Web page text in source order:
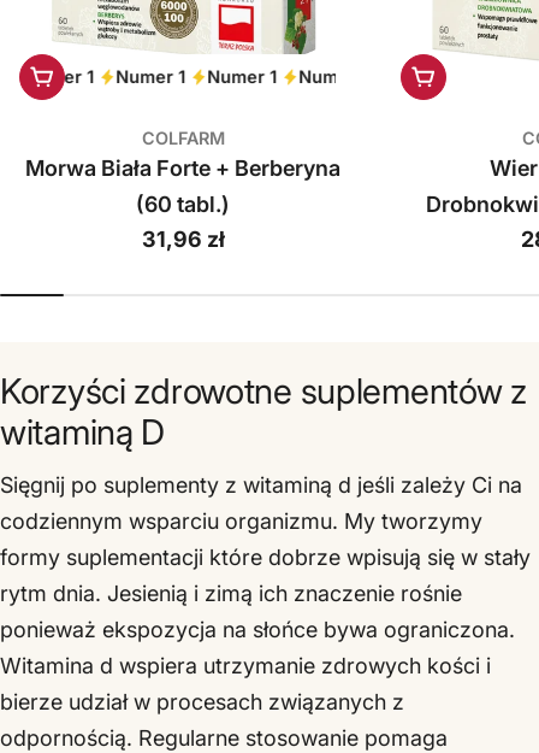
Numer 1 Numer 1 Numer 1 Numer 1 Numer 1
Dodaj do koszyka
COLFARM
Morwa Biała Forte + Berberyna
(60 tabl.)
Cena
31,96 zł
Dodaj do
Korzyści zdrowotne suplementów z
witaminą D
Sięgnij po suplementy z witaminą d jeśli zależy Ci na
codziennym wsparciu organizmu. My tworzymy
formy suplementacji które dobrze wpisują się w stały
rytm dnia. Jesienią i zimą ich znaczenie rośnie
ponieważ ekspozycja na słońce bywa ograniczona.
Witamina d wspiera utrzymanie zdrowych kości i
bierze udział w procesach związanych z
odpornością. Regularne stosowanie pomaga